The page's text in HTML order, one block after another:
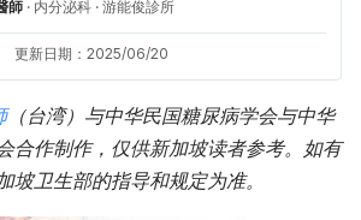
師 · 内分泌科 · 游能俊診所
更新日期：2025/06/20
（台湾）与中华民国糖尿病学会与中华
合作制作，仅供新加坡读者参考。如有
坡卫生部的指导和规定为准。